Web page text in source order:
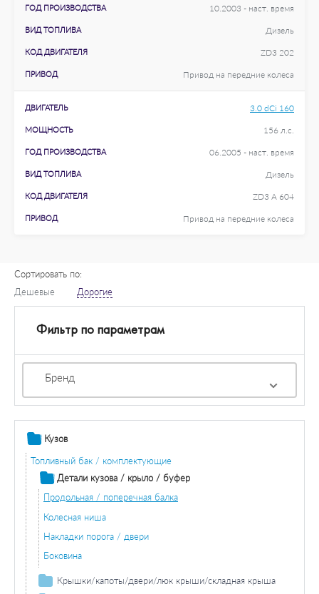
ГОД ПРОИЗВОДСТВА 10.2003 - наст. время
ВИД ТОПЛИВА Дизель
КОД ДВИГАТЕЛЯ ZD3 202
ПРИВОД Привод на передние колеса
ДВИГАТЕЛЬ 3.0 dCi 160
МОЩНОСТЬ 156 л.с.
ГОД ПРОИЗВОДСТВА 06.2005 - наст. время
ВИД ТОПЛИВА Дизель
КОД ДВИГАТЕЛЯ ZD3 A 604
ПРИВОД Привод на передние колеса
Сортировать по:
Дешевые
Дорогие
Фильтр по параметрам
Бренд
Кузов
Топливный бак / комплектующие
Детали кузова / крыло / буфер
Продольная / поперечная балка
Колесная ниша
Накладки порога / двери
Боковина
Крышки/капоты/двери/люк крыши/складная крыша